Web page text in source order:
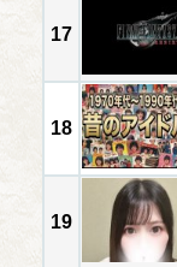
17
18
19